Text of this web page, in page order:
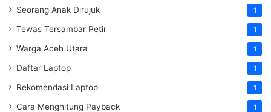
Seorang Anak Dirujuk 1
Tewas Tersambar Petir 1
Warga Aceh Utara 1
Daftar Laptop 1
Rekomendasi Laptop 1
Cara Menghitung Payback 1